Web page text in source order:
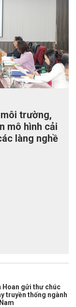
trường,
mô hình cải
làng nghề
Hoan gửi thư chúc
truyền thống ngành